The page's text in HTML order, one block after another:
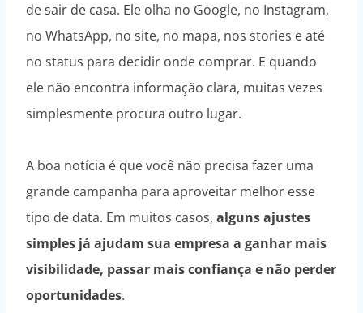
de sair de casa. Ele olha no Google, no Instagram,
no WhatsApp, no site, no mapa, nos stories e até
no status para decidir onde comprar. E quando
ele não encontra informação clara, muitas vezes
simplesmente procura outro lugar.
A boa notícia é que você não precisa fazer uma
grande campanha para aproveitar melhor esse
tipo de data. Em muitos casos, alguns ajustes
simples já ajudam sua empresa a ganhar mais
visibilidade, passar mais confiança e não perder
oportunidades.